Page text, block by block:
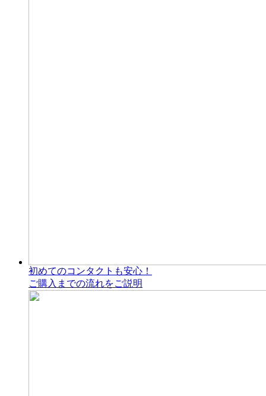
初めてのコンタクトも安心！
ご購入までの流れをご説明